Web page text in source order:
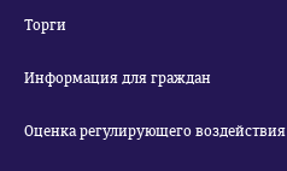
Торги
Информация для граждан
Оценка регулирующего воздействия